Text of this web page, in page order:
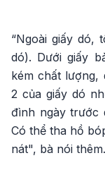
“Ngoài giấy dó,
dó). Dưới giấy
kém chất lượng,
2 của giấy dó
đình ngày trước
Có thể tha hồ
nát", bà nói thêm.